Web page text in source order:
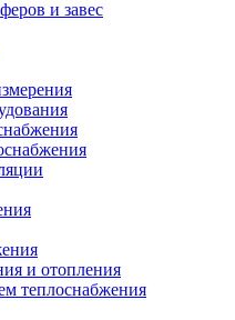
и завес
и отопления
теплоснабжения